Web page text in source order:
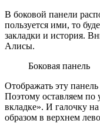
В боковой панели
пользуется ими, то
закладки и история.
Алисы.
Боковая панель
Отображать эту
Поэтому оставляем по
вкладке». И галочку
образом в верхнем